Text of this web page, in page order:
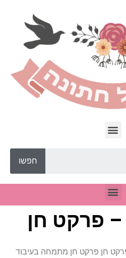
חפשו
פרקט חן
– פרקט חן פרקט חן מתמחה בעיבוד